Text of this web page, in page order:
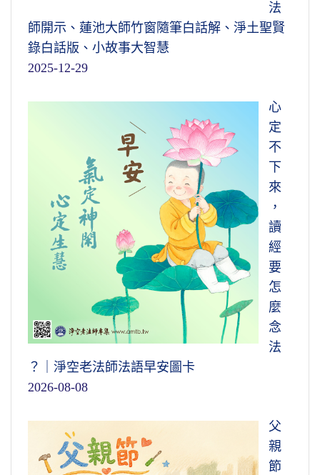
法
師開示、蓮池大師竹窗隨筆白話解、淨土聖賢
錄白話版、小故事大智慧
2025-12-29
心
定
不
下
來
，
讀
經
要
怎
麼
念
法
？｜淨空老法師法語早安圖卡
2026-08-08
父
親
節